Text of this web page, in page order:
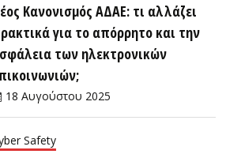
Κανονισμός ΑΔΑΕ: τι αλλάζει
για το απόρρητο και την
των ηλεκτρονικών
18 Αυγούστου 2025
Safety